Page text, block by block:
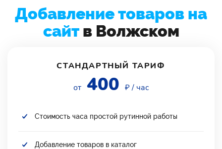
Добавление товаров на
сайтв Волжском
СТАНДАРТНЫЙ ТАРИФ
от 400 ₽ / час
Стоимость часа простой рутинной работы
Добавление товаров в каталог